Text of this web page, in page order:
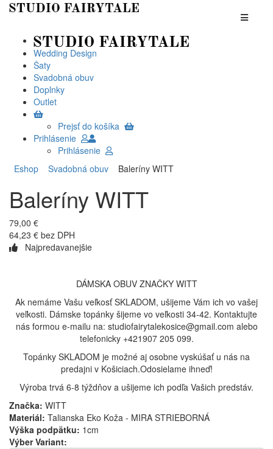
Wedding Design
Šaty
Svadobná obuv
Doplnky
Outlet
Prejsť do košíka
Prihlásenie
Prihlásenie
Eshop
Svadobná obuv Baleríny WITT
Baleríny WITT
79,00 €
64,23 € bez DPH
Najpredavanejšie
DÁMSKA OBUV ZNAČKY WITT
Ak nemáme Vašu veľkosť SKLADOM, ušijeme Vám ich vo vašej
veľkosti. Dámske topánky šijeme vo veľkosti 34-42. Kontaktujte
nás formou e-mailu na: studiofairytalekosice@gmail.com alebo
telefonicky +421907 205 099.
Topánky SKLADOM je možné aj osobne vyskúšať u nás na
predajni v Košiciach.Odosielame ihneď!
Výroba trvá 6-8 týždňov a ušijeme ich podľa Vašich predstáv.
Značka: WITT
Materiál: Talianska Eko Koža - MIRA STRIEBORNÁ
Výška podpätku: 1cm
Výber Variant: